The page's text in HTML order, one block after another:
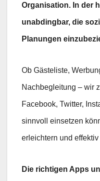
Organisation. In der
unabdingbar, die
Planungen
Ob Gästeliste,
Nachbegleitung – wir
Facebook, Twitter,
sinnvoll einsetzen
erleichtern und
Die richtigen Apps